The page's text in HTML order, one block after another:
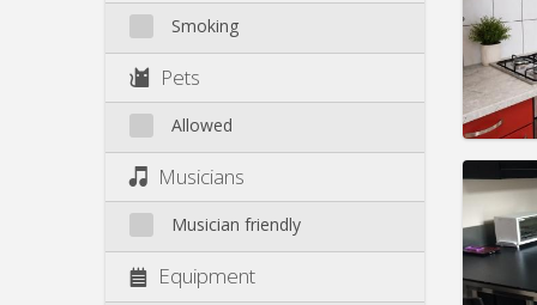
Smoking
Pets
Allowed
Musicians
Musician friendly
Equipment
Rent: